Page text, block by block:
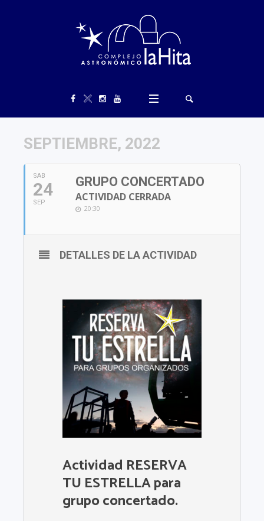
SEPTIEMBRE, 2022
SAB
24
SEP
GRUPO CONCERTADO
ACTIVIDAD CERRADA
20:30
DETALLES DE LA ACTIVIDAD
Actividad RESERVA
TU ESTRELLA para
grupo concertado.